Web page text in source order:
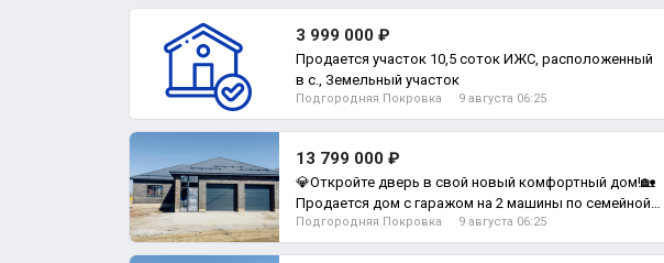
3 999 000 ₽
Продается участок 10,5 соток ИЖС, расположенный
в с., Земельный участок
Подгородняя Покровка 9 августа 06:25
13 799 000 ₽
💎Откройте дверь в свой новый комфортный дом!🏡
Продается дом с гаражом на 2 машины по семейной
ипотек
Подгородняя Покровка 9 августа 06:25